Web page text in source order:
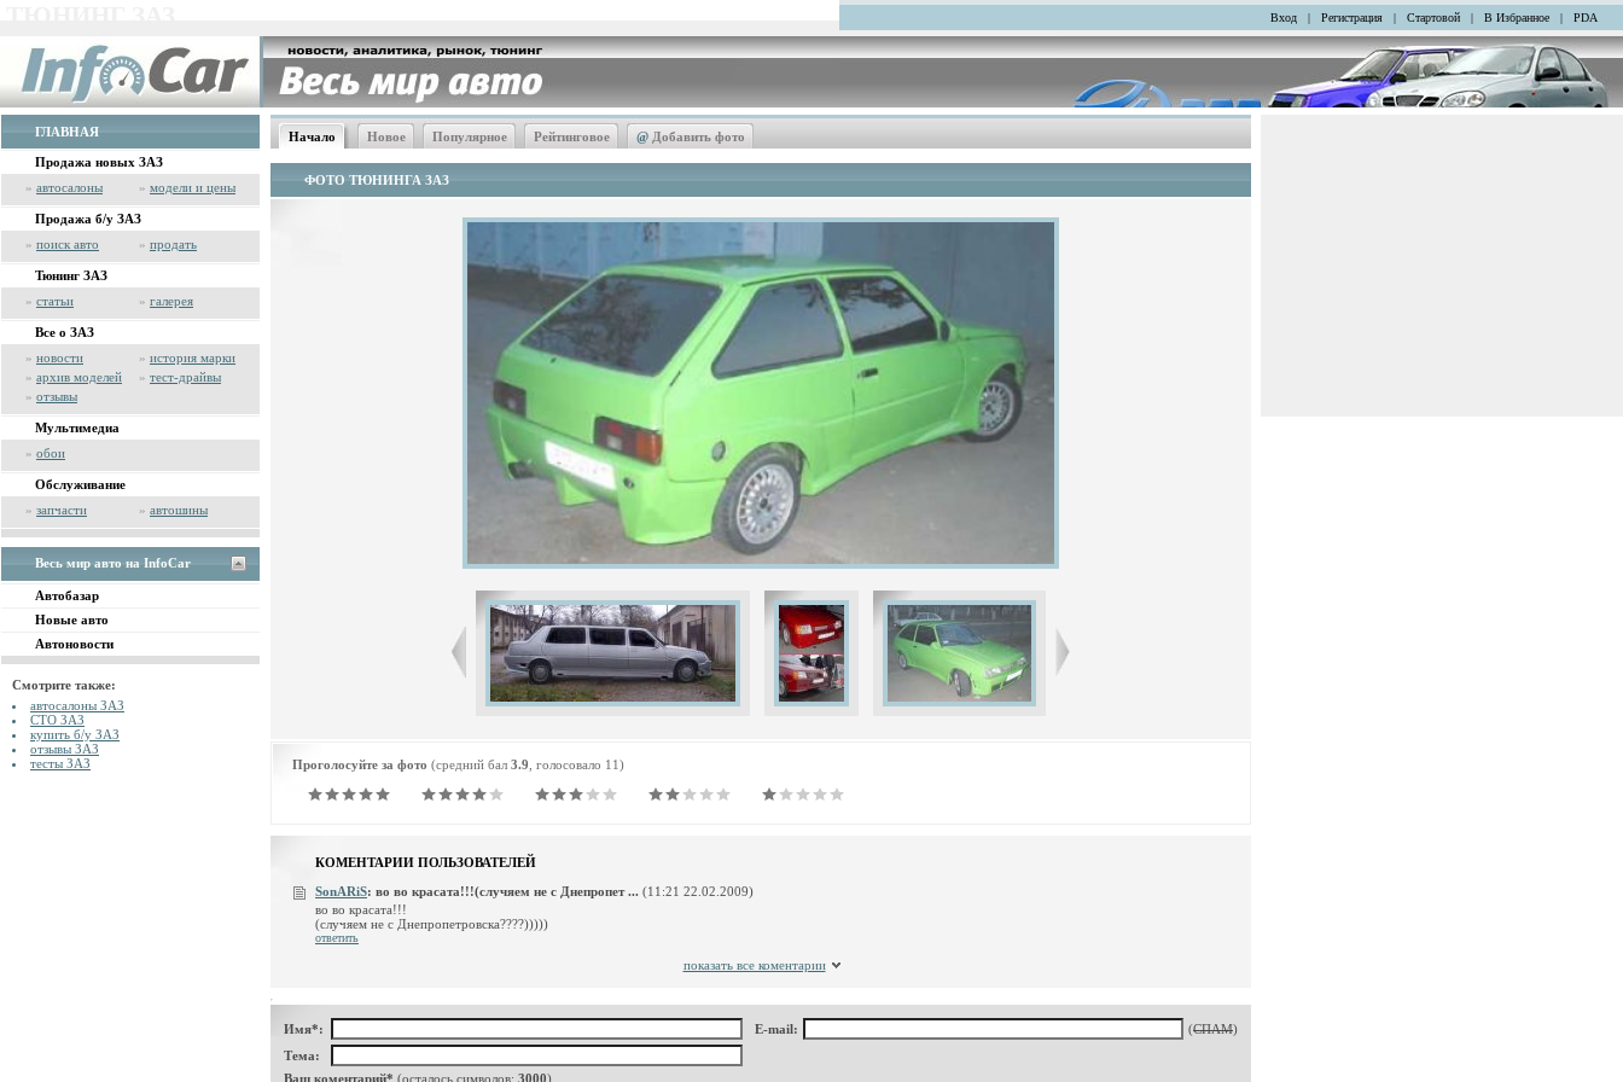
Вход | Регистрация | Стартовой | В Избранное | PDA
ГЛАВНАЯ
Продажа новых ЗАЗ
» автосалоны » модели и цены
Продажа б/у ЗАЗ
» поиск авто » продать
Тюнинг ЗАЗ
» статьи » галерея
Все о ЗАЗ
» новости » история марки
» архив моделей » тест-драйвы
» отзывы
Мультимедиа
» обои
Обслуживание
» запчасти » автошины
Весь мир авто на InfoCar
Автобазар
Новые авто
Автоновости
Смотрите также:
автосалоны ЗАЗ
СТО ЗАЗ
купить б/у ЗАЗ
отзывы ЗАЗ
тесты ЗАЗ
Начало Новое Популярное Рейтинговое @ Добавить фото
ФОТО ТЮНИНГА ЗАЗ
Проголосуйте за фото (средний бал 3.9 , голосовало 11)
КОМЕНТАРИИ ПОЛЬЗОВАТЕЛЕЙ
SonARiS: во во красата!!!(случяем не с Днепропет ... (11:21 22.02.2009)
во во красата!!!
(случяем не с Днепропетровска????)))))
ответить
показать все коментарии
Имя*: E-mail: (СПАМ)
Тема:
Ваш коментарий* (осталось символов: 3000)